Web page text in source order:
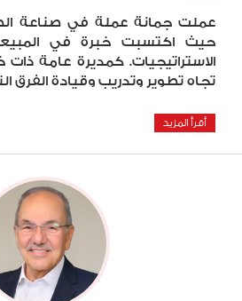
حيث اكتسبت خبرة في
الاستراتيجيات. كمديرة عامة
تجاه تطوير وتدريب وقيادة الفرق
أقرأ المزيد